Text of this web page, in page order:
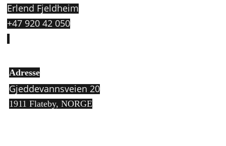
Erlend Fjeldheim
+47 920 42 050
Adresse
Gjeddevannsveien 20
1911 Flateby, NORGE